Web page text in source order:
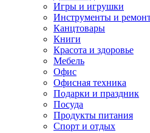
Игры и игрушки
Инструменты и
Канцтовары
Книги
Красота и здоровье
Мебель
Офис
Офисная техника
Подарки и праздник
Посуда
Продукты питания
Спорт и отдых